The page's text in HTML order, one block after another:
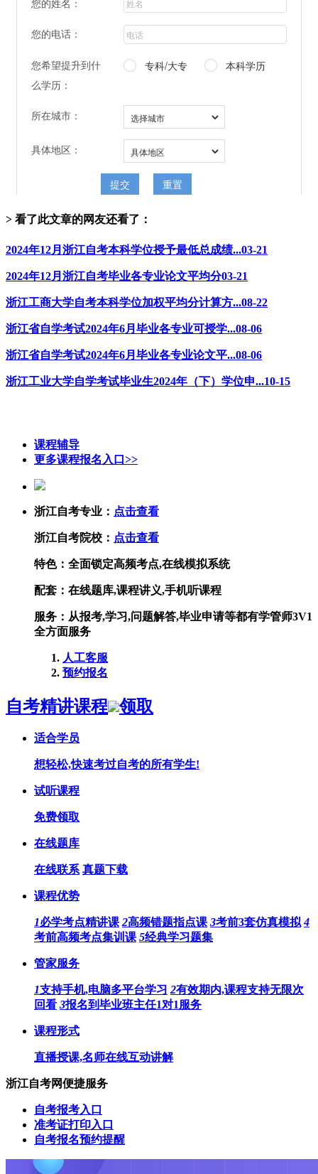
> 看了此文章的网友还看了：
2024年12月浙江自考本科学位授予最低总成绩...03-21
2024年12月浙江自考毕业各专业论文平均分03-21
浙江工商大学自考本科学位加权平均分计算方...08-22
浙江省自学考试2024年6月毕业各专业可授学...08-06
浙江省自学考试2024年6月毕业各专业论文平...08-06
浙江工业大学自学考试毕业生2024年（下）学位申...10-15
课程辅导
更多课程报名入口>>
浙江自考专业： 点击查看
浙江自考院校： 点击查看
特色： 全面锁定高频考点,在线模拟系统
配套： 在线题库,课程讲义,手机听课程
服务： 从报考,学习,问题解答,毕业申请等都有学管师3V1
全方面服务
人工客服
预约报名
自考精讲课程 领取
适合学员
想轻松,快速考过自考的所有学生!
试听课程
免费领取
在线题库
在线联系 真题下载
课程优势
1必学考点精讲课 2高频错题指点课 3考前3套仿真模拟 4
考前高频考点集训课 5经典学习题集
管家服务
1支持手机,电脑多平台学习 2有效期内,课程支持无限次
回看 3报名到毕业班主任1对1服务
课程形式
直播授课,名师在线互动讲解
浙江自考网便捷服务
自考报考入口
准考证打印入口
自考报名预约提醒